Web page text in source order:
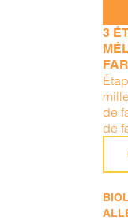
3
de
de